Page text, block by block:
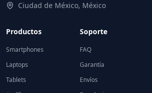
Ciudad de México, México
Productos
Smartphones
Laptops
Tablets
Soporte
FAQ
Garantía
Envíos